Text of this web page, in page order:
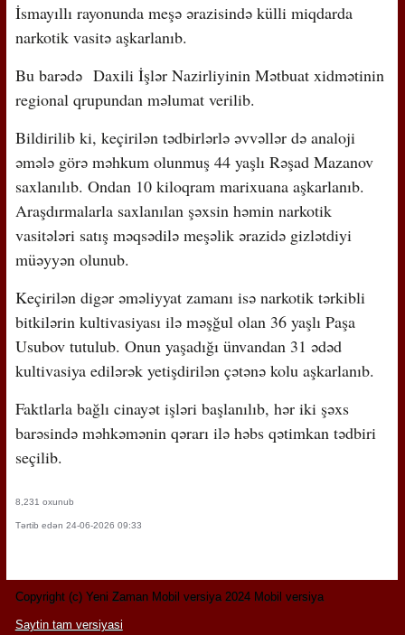
İsmayıllı rayonunda meşə ərazisində külli miqdarda
narkotik vasitə aşkarlanıb.
Bu barədə Daxili İşlər Nazirliyinin Mətbuat xidmətinin
regional qrupundan məlumat verilib.
Bildirilib ki, keçirilən tədbirlərlə əvvəllər də analoji
əmələ görə məhkum olunmuş 44 yaşlı Rəşad Mazanov
saxlanılıb. Ondan 10 kiloqram marixuana aşkarlanıb.
Araşdırmalarla saxlanılan şəxsin həmin narkotik
vasitələri satış məqsədilə meşəlik ərazidə gizlətdiyi
müəyyən olunub.
Keçirilən digər əməliyyat zamanı isə narkotik tərkibli
bitkilərin kultivasiyası ilə məşğul olan 36 yaşlı Paşa
Usubov tutulub. Onun yaşadığı ünvandan 31 ədəd
kultivasiya edilərək yetişdirilən çətənə kolu aşkarlanıb.
Faktlarla bağlı cinayət işləri başlanılıb, hər iki şəxs
barəsində məhkəmənin qərarı ilə həbs qətimkan tədbiri
seçilib.
8,231 oxunub
Tərtib edən 24-06-2026 09:33
Copyright (c) Yeni Zaman Mobil versiya 2024 Mobil versiya
Saytin tam versiyasi